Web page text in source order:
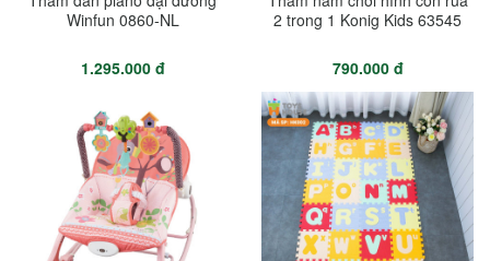
Winfun 0860-NL
1.295.000 đ
2 trong 1 Konig Kids 63545
790.000 đ